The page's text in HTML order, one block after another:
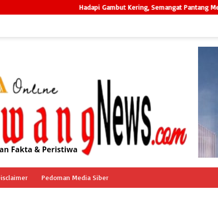
Hadapi Gambut Kering, Semangat Pantang Menyerah Tim
Pedoman Media Siber